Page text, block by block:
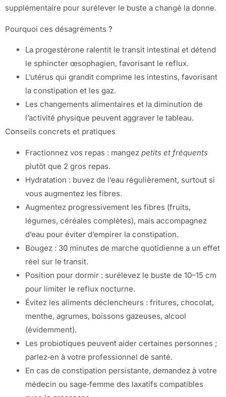
supplémentaire pour surélever le buste a changé la donne.
Pourquoi ces désagréments ?
La progestérone ralentit le transit intestinal et détend
le sphincter œsophagien, favorisant le reflux.
L’utérus qui grandit comprime les intestins, favorisant
la constipation et les gaz.
Les changements alimentaires et la diminution de
l’activité physique peuvent aggraver le tableau.
Conseils concrets et pratiques
Fractionnez vos repas : mangez petits et fréquents
plutôt que 2 gros repas.
Hydratation : buvez de l’eau régulièrement, surtout si
vous augmentez les fibres.
Augmentez progressivement les fibres (fruits,
légumes, céréales complètes), mais accompagnez
d’eau pour éviter d’empirer la constipation.
Bougez : 30 minutes de marche quotidienne a un effet
réel sur le transit.
Position pour dormir : surélevez le buste de 10–15 cm
pour limiter le reflux nocturne.
Évitez les aliments déclencheurs : fritures, chocolat,
menthe, agrumes, boissons gazeuses, alcool
(évidemment).
Les probiotiques peuvent aider certaines personnes ;
parlez‑en à votre professionnel de santé.
En cas de constipation persistante, demandez à votre
médecin ou sage‑femme des laxatifs compatibles